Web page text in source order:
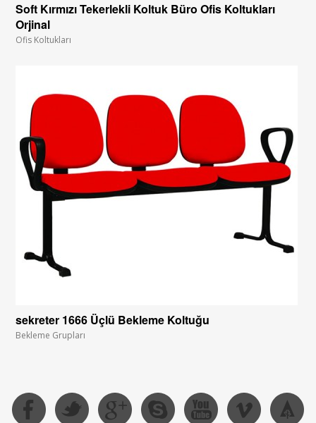
Soft Kırmızı Tekerlekli Koltuk Büro Ofis Koltukları
Orjinal
Ofis Koltukları
sekreter 1666 Üçlü Bekleme Koltuğu
Bekleme Grupları